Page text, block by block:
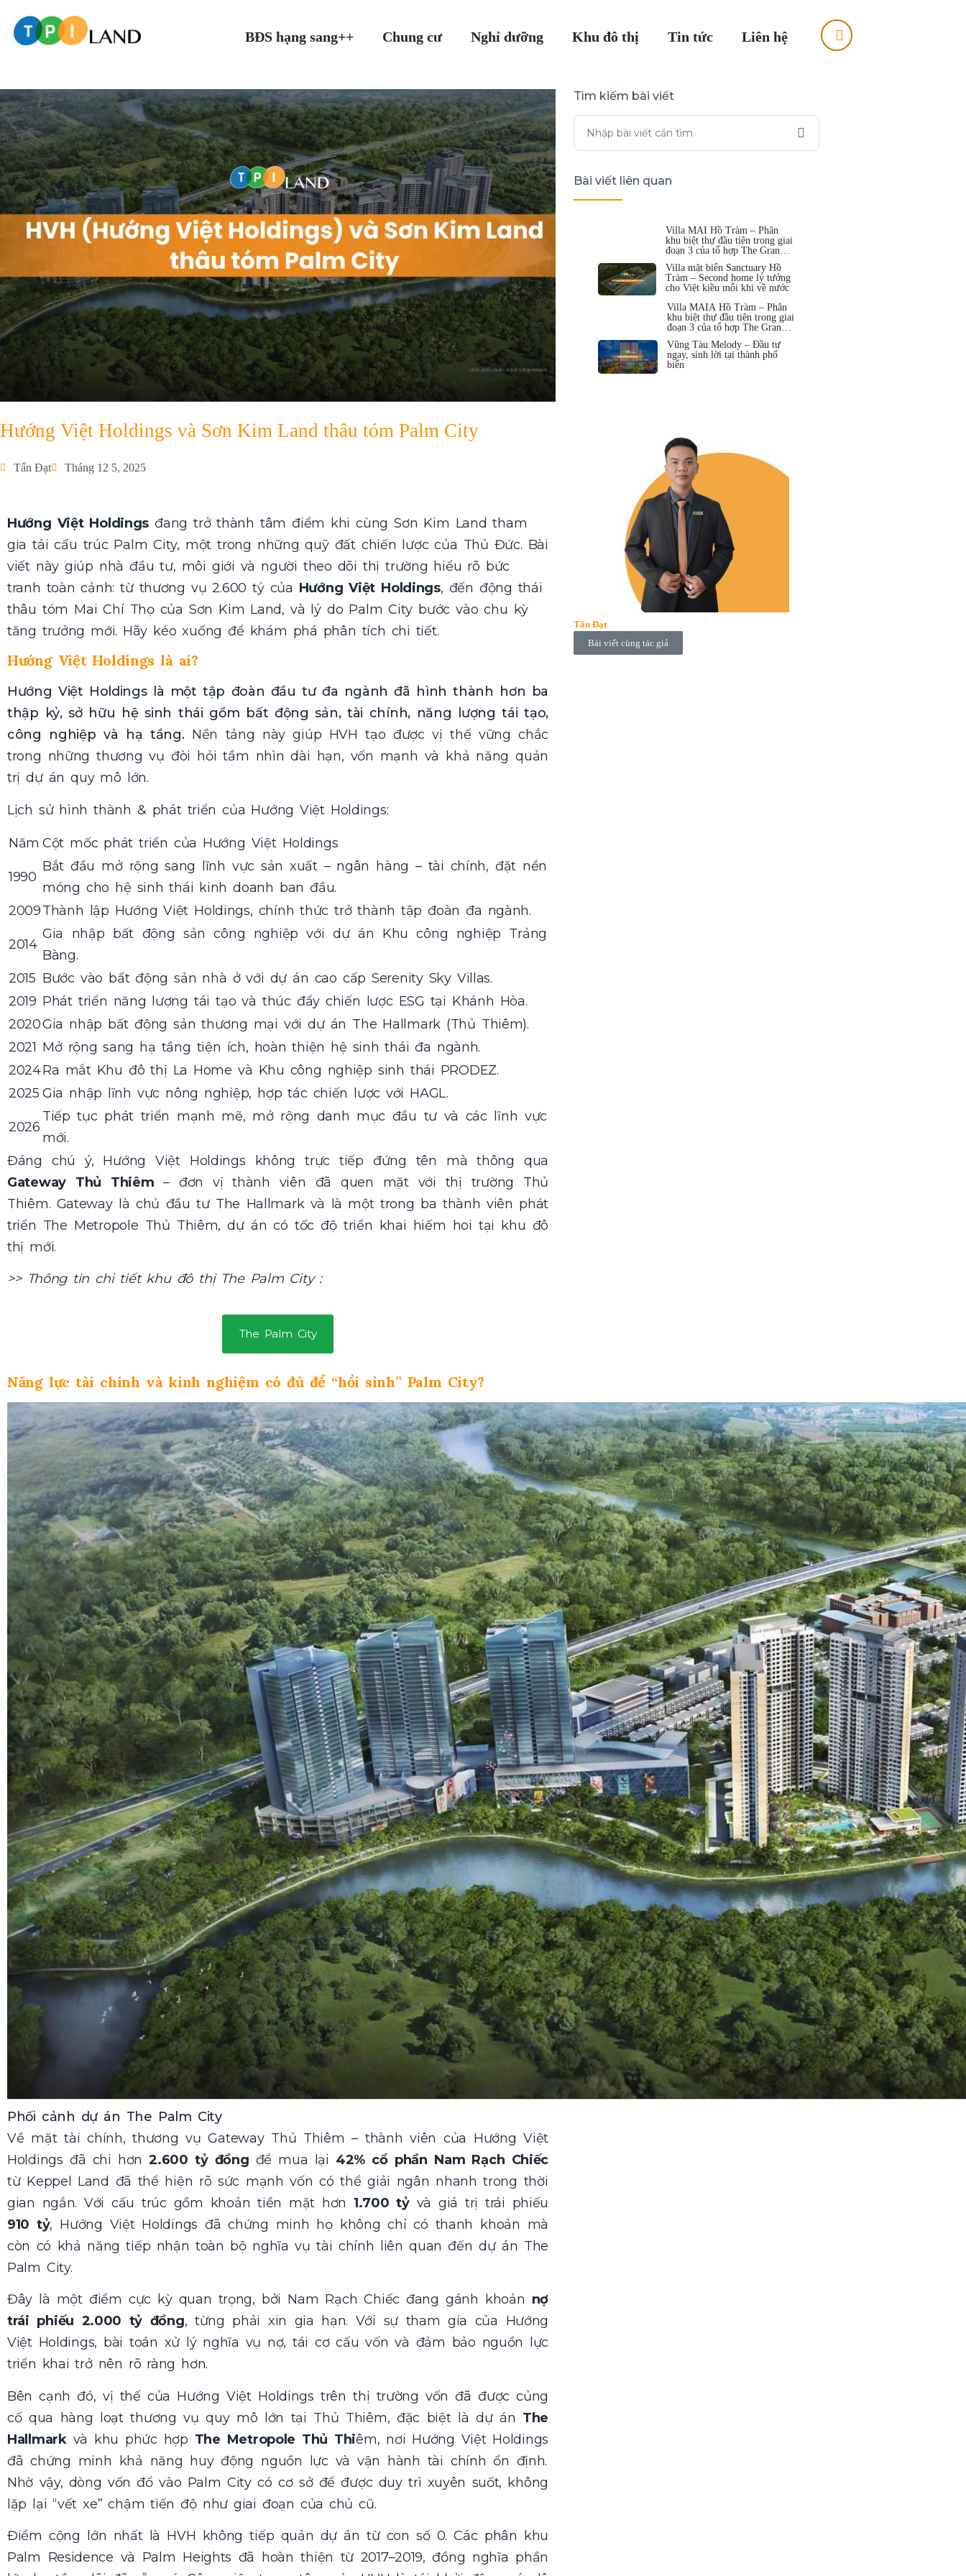
BĐS hạng sang++ Chung cư Nghỉ dưỡng Khu đô thị Tin tức Liên hệ
Hướng Việt Holdings và Sơn Kim Land thâu tóm Palm City
Tấn Đạt Tháng 12 5, 2025
Hướng Việt Holdingsđang trở thành tâm điểm khi cùng Sơn Kim Land tham
gia tái cấu trúc Palm City, một trong những quỹ đất chiến lược của Thủ Đức. Bài
viết này giúp nhà đầu tư, môi giới và người theo dõi thị trường hiểu rõ bức
tranh toàn cảnh: từ thương vụ 2.600 tỷ của Hướng Việt Holdings, đến động thái
thâu tóm Mai Chí Thọ của Sơn Kim Land, và lý do Palm City bước vào chu kỳ
tăng trưởng mới. Hãy kéo xuống để khám phá phân tích chi tiết.
Hướng Việt Holdings là ai?
Hướng Việt Holdings là một tập đoàn đầu tư đa ngành đã hình thành hơn ba
thập kỷ, sở hữu hệ sinh thái gồm bất động sản, tài chính, năng lượng tái tạo,
công nghiệp và hạ tầng.Nền tảng này giúp HVH tạo được vị thế vững chắc
trong những thương vụ đòi hỏi tầm nhìn dài hạn, vốn mạnh và khả năng quản
trị dự án quy mô lớn.
Lịch sử hình thành & phát triển của Hướng Việt Holdings:
Năm Cột mốc phát triển của Hướng Việt Holdings
1990
Bắt đầu mở rộng sang lĩnh vực sản xuất – ngân hàng – tài chính, đặt nền
móng cho hệ sinh thái kinh doanh ban đầu.
2009Thành lập Hướng Việt Holdings, chính thức trở thành tập đoàn đa ngành.
2014
Gia nhập bất động sản công nghiệp với dự án Khu công nghiệp Trảng
Bàng.
2015 Bước vào bất động sản nhà ở với dự án cao cấp Serenity Sky Villas.
2019 Phát triển năng lượng tái tạo và thúc đẩy chiến lược ESG tại Khánh Hòa.
2020Gia nhập bất động sản thương mại với dự án The Hallmark (Thủ Thiêm).
2021 Mở rộng sang hạ tầng tiện ích, hoàn thiện hệ sinh thái đa ngành.
2024Ra mắt Khu đô thị La Home và Khu công nghiệp sinh thái PRODEZ.
2025 Gia nhập lĩnh vực nông nghiệp, hợp tác chiến lược với HAGL.
2026
Tiếp tục phát triển mạnh mẽ, mở rộng danh mục đầu tư và các lĩnh vực
mới.
Đáng chú ý, Hướng Việt Holdings không trực tiếp đứng tên mà thông qua
Gateway Thủ Thiêm – đơn vị thành viên đã quen mặt với thị trường Thủ
Thiêm. Gateway là chủ đầu tư The Hallmark và là một trong ba thành viên phát
triển The Metropole Thủ Thiêm, dự án có tốc độ triển khai hiếm hoi tại khu đô
thị mới.
>> Thông tin chi tiết khu đô thị The Palm City :
The Palm City
Năng lực tài chính và kinh nghiệm có đủ để “hồi sinh” Palm City?
Phối cảnh dự án The Palm City
Về mặt tài chính, thương vụ Gateway Thủ Thiêm – thành viên của Hướng Việt
Holdings đã chi hơn2.600 tỷ đồng để mua lại 42% cổ phần Nam Rạch Chiếc
từ Keppel Land đã thể hiện rõ sức mạnh vốn có thể giải ngân nhanh trong thời
gian ngắn. Với cấu trúc gồm khoản tiền mặt hơn 1.700 tỷvà giá trị trái phiếu
910 tỷ, Hướng Việt Holdings đã chứng minh họ không chỉ có thanh khoản mà
còn có khả năng tiếp nhận toàn bộ nghĩa vụ tài chính liên quan đến dự án The
Palm City.
Đây là một điểm cực kỳ quan trọng, bởi Nam Rạch Chiếc đang gánh khoản nợ
trái phiếu 2.000 tỷ đồng, từng phải xin gia hạn. Với sự tham gia của Hướng
Việt Holdings, bài toán xử lý nghĩa vụ nợ, tái cơ cấu vốn và đảm bảo nguồn lực
triển khai trở nên rõ ràng hơn.
Bên cạnh đó, vị thế của Hướng Việt Holdings trên thị trường vốn đã được củng
cố qua hàng loạt thương vụ quy mô lớn tại Thủ Thiêm, đặc biệt là dự án The
Hallmarkvà khu phức hợp The Metropole Thủ Thiêm, nơi Hướng Việt Holdings
đã chứng minh khả năng huy động nguồn lực và vận hành tài chính ổn định.
Nhờ vậy, dòng vốn đổ vào Palm City có cơ sở để được duy trì xuyên suốt, không
lặp lại “vết xe” chậm tiến độ như giai đoạn của chủ cũ.
Điểm cộng lớn nhất là HVH không tiếp quản dự án từ con số 0. Các phân khu
Palm Residence và Palm Heights đã hoàn thiện từ 2017–2019, đồng nghĩa phần
Tìm kiếm bài viết
Bài viết liên quan
Villa MAI Hồ Tràm – Phân
khu biệt thự đầu tiên trong giai
đoạn 3 của tổ hợp The Grand
Villa mặt biển Sanctuary Hồ
Tràm – Second home lý tưởng
cho Việt kiều mỗi khi về nước
Villa MAIA Hồ Tràm – Phân
khu biệt thự đầu tiên trong giai
đoạn 3 của tổ hợp The Grand
Vũng Tàu Melody – Đầu tư
ngay, sinh lời tại thành phố
biển
Tấn Đạt
Bài viết cùng tác giả